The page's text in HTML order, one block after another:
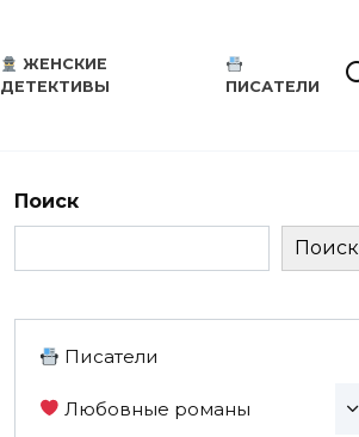
ЖЕНСКИЕ
ДЕТЕКТИВЫ
ПИСАТЕЛИ
Поиск
Поиск
Писатели
Любовные романы